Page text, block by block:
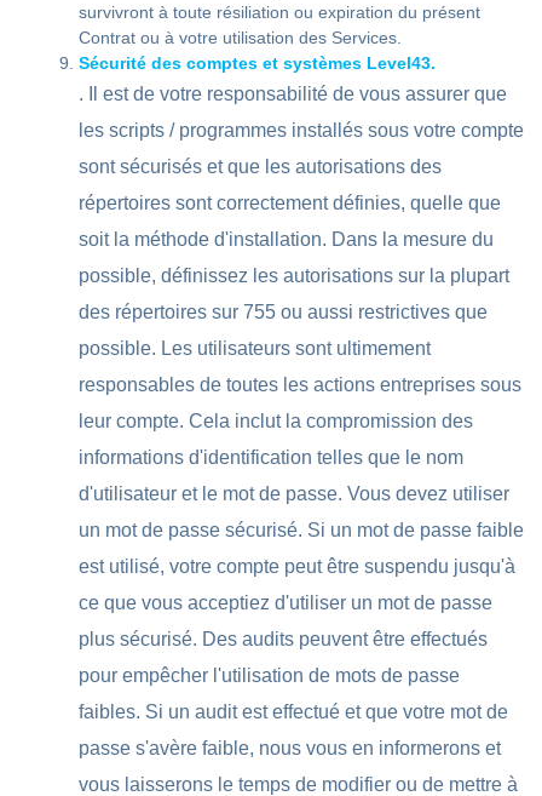
survivront à toute résiliation ou expiration du présent
Contrat ou à votre utilisation des Services.
Sécurité des comptes et systèmes Level43.
. Il est de votre responsabilité de vous assurer que
les scripts / programmes installés sous votre compte
sont sécurisés et que les autorisations des
répertoires sont correctement définies, quelle que
soit la méthode d'installation. Dans la mesure du
possible, définissez les autorisations sur la plupart
des répertoires sur 755 ou aussi restrictives que
possible. Les utilisateurs sont ultimement
responsables de toutes les actions entreprises sous
leur compte. Cela inclut la compromission des
informations d'identification telles que le nom
d'utilisateur et le mot de passe. Vous devez utiliser
un mot de passe sécurisé. Si un mot de passe faible
est utilisé, votre compte peut être suspendu jusqu'à
ce que vous acceptiez d'utiliser un mot de passe
plus sécurisé. Des audits peuvent être effectués
pour empêcher l'utilisation de mots de passe
faibles. Si un audit est effectué et que votre mot de
passe s'avère faible, nous vous en informerons et
vous laisserons le temps de modifier ou de mettre à